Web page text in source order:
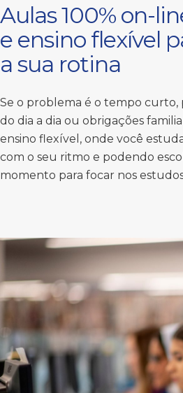
Aulas 100% on-
e ensino flexível
a sua rotina
Se o problema é o tempo curto,
do dia a dia ou obrigações
ensino flexível, onde você
com o seu ritmo e podendo
momento para focar nos